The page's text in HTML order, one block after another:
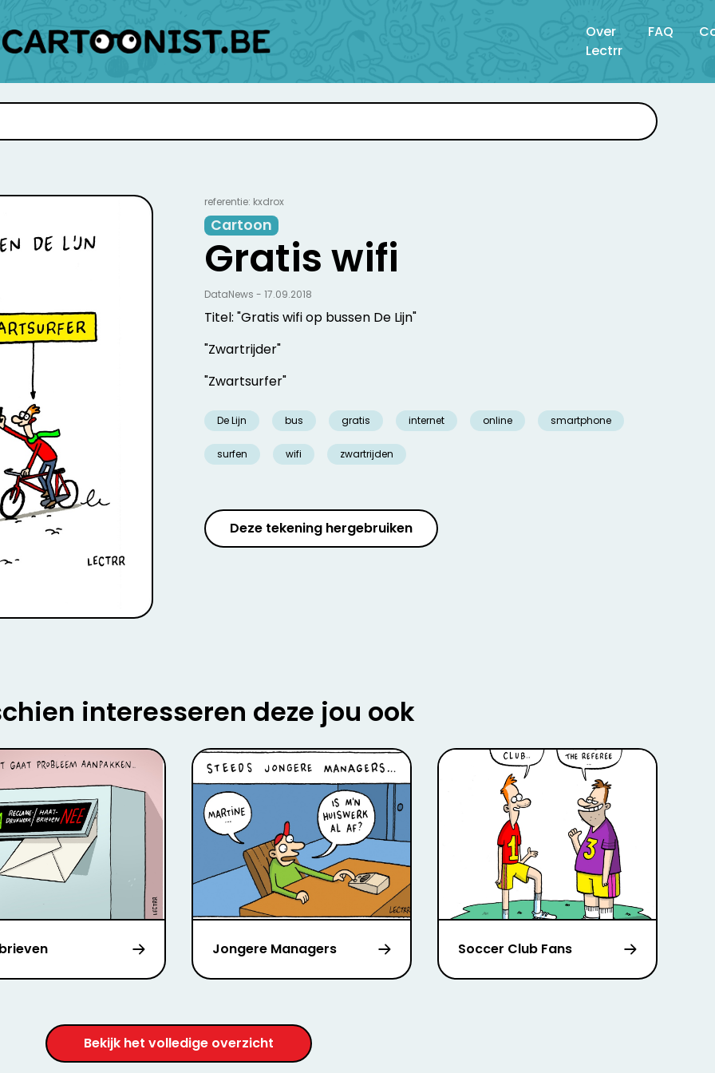
Over
Lectrr
FAQ
referentie: kxdrox
Cartoon
Gratis wifi
Titel: "Gratis wifi op bussen De Lijn"
"Zwartrijder"
"Zwartsurfer"
De Lijn bus gratis internet online smartphone
surfen wifi zwartrijden
DataNews - 17.09.2018
Deze tekening hergebruiken
interesseren deze jou ook
Jongere Managers Soccer Club Fans
Bekijk het volledige overzicht